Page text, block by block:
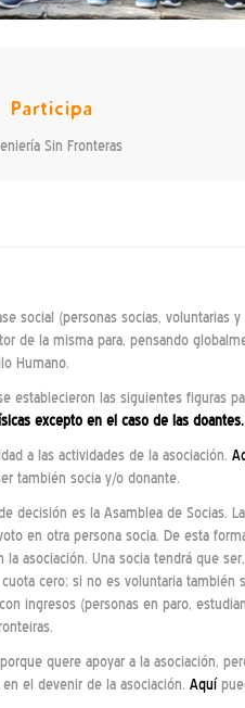
Participa
Sin Fronteras
social (personas socias, voluntarias
de la misma para, pensando
Humano.
establecieron las siguientes figuras
excepto en el caso de las
a las actividades de la asociación.
también socia y/o donante.
decisión es la Asamblea de Socias.
en otra persona socia. De esta
asociación. Una socia tendrá que
cero; si no es voluntaria también
ingresos (personas en paro,
quere apoyar a la asociación,
el devenir de la asociación. Aquí